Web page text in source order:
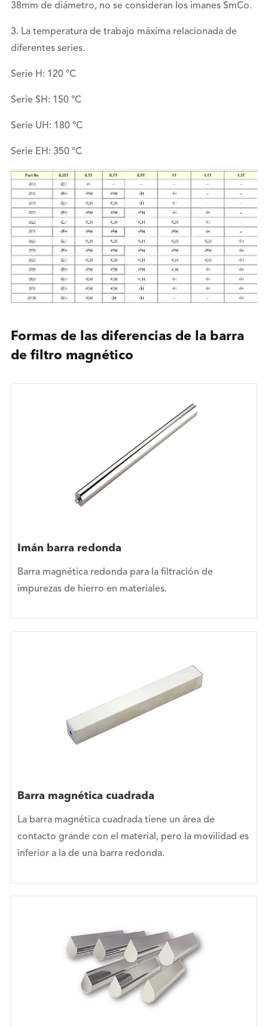
38mm de diámetro, no se consideran los imanes SmCo.
3. La temperatura de trabajo máxima relacionada de
diferentes series.
Serie H: 120 °C
Serie SH: 150 °C
Serie UH: 180 °C
Serie EH: 350 °C
Formas de las diferencias de la barra
de filtro magnético
Imán barra redonda
Barra magnética redonda para la filtración de
impurezas de hierro en materiales.
Barra magnética cuadrada
La barra magnética cuadrada tiene un área de
contacto grande con el material, pero la movilidad es
inferior a la de una barra redonda.